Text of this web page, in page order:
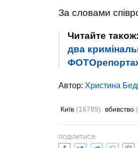
За словами
Читайте також:
два
Автор: Христина
Київ (16789) вбивство
ПОДІЛИТИСЯ: